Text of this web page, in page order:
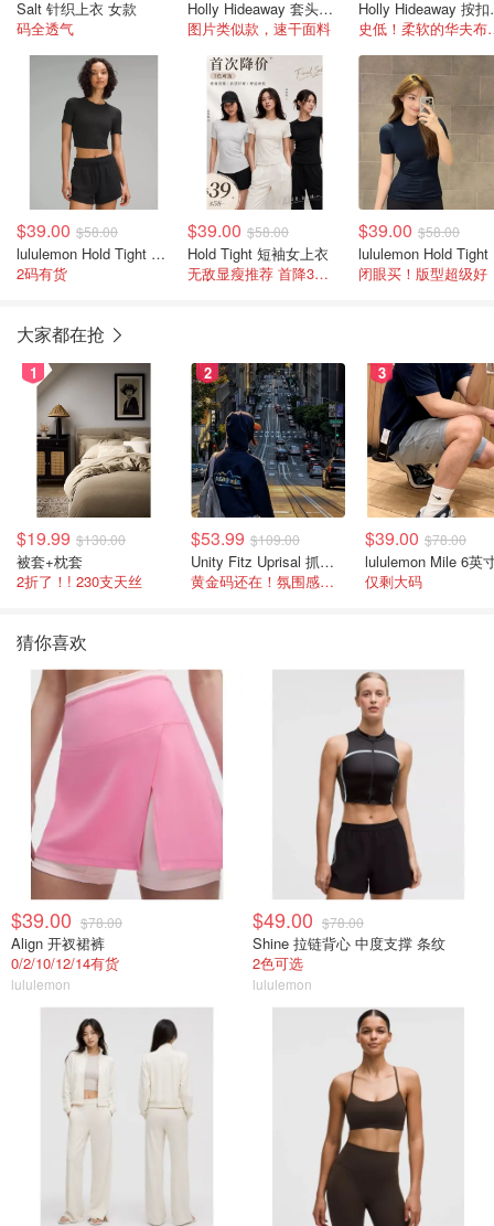
Salt 针织上衣 女款
码全透气
Holly Hideaway 套头衫 女士高领
图片类似款，速干面料
史低
$39.00 $58.00
lululemon Hold Tight 短款T恤
2码有货
$39.00 $58.00
Hold Tight 短袖女上衣
无敌显瘦推荐 首降3色可选
$39.00 $58.00
闭眼买！版型超级好
大家都在抢
1
$19.99 $130.00
被套+枕套
2折了！! 230支天丝
2
$53.99 $109.00
Unity Fitz Uprisal 抓绒卫衣
黄金码还在！氛围感之神
3
$39.00 $78.00
仅剩大码
猜你喜欢
$39.00 $78.00
Align 开衩裙裤
0/2/10/12/14有货
lululemon
$49.00 $78.00
Shine 拉链背心 中度支撑 条纹
2色可选
lululemon